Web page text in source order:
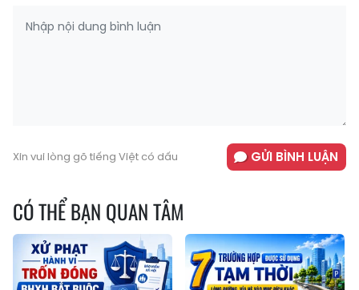
Xin vui lòng gõ tiếng Việt có dấu GỬI BÌNH LUẬN
CÓ THỂ BẠN QUAN TÂM